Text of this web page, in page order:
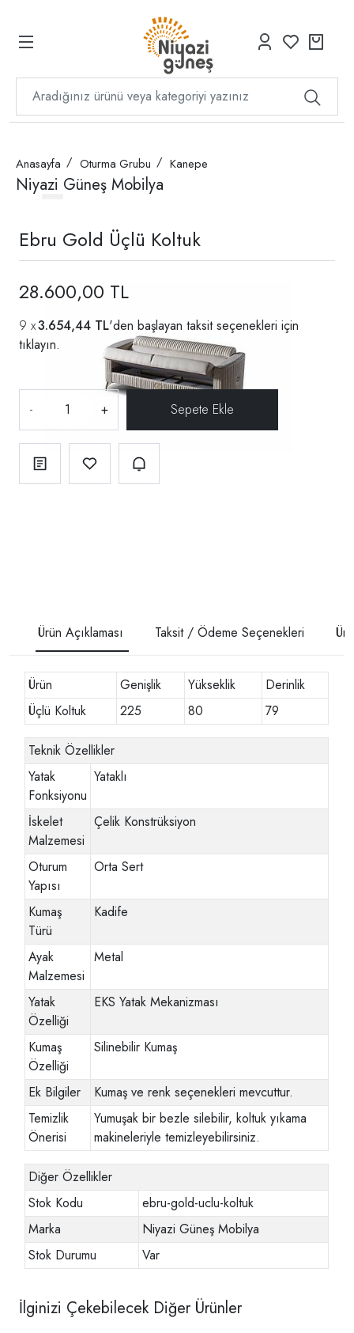
Anasayfa Oturma Grubu Kanepe
Niyazi Güneş Mobilya
Ebru Gold Üçlü Koltuk
28.600,00 TL
3.654,44 TL'den başlayan taksit seçenekleri için
tıklayın.
- +
Ürün Açıklaması Taksit / Ödeme Seçenekleri
Ürün Genişlik Yükseklik
Derinlik
Üçlü Koltuk
225 80 79
Teknik Özellikler
Yatak
Fonksiyonu
Yataklı
İskelet
Malzemesi
Çelik Konstrüksiyon
Oturum
Yapısı
Orta Sert
Kumaş
Türü
Kadife
Ayak
Malzemesi
Metal
Yatak
Özelliği
EKS Yatak Mekanizması
Kumaş
Özelliği
Silinebilir Kumaş
Ek Bilgiler
Kumaş ve renk seçenekleri mevcuttur.
Temizlik
Önerisi
Yumuşak bir bezle silebilir, koltuk yıkama
makineleriyle temizleyebilirsiniz.
Diğer Özellikler
Stok Kodu
ebru-gold-uclu-koltuk
Marka
Niyazi Güneş Mobilya
Stok Durumu
Var
İlginizi Çekebilecek Diğer Ürünler